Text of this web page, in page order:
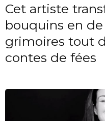
Cet artiste
bouquins en
grimoires tout
contes de fées